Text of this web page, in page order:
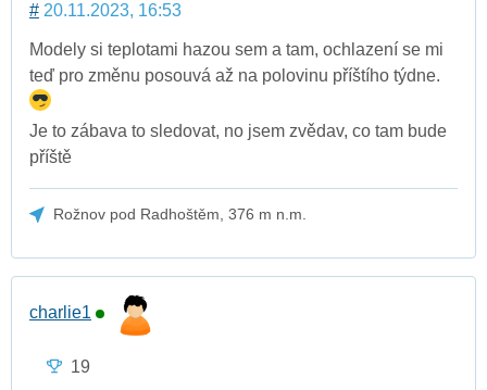
# 20.11.2023, 16:53
Modely si teplotami hazou sem a tam, ochlazení se mi
teď pro změnu posouvá až na polovinu příštího týdne.
Je to zábava to sledovat, no jsem zvědav, co tam bude
příště
Rožnov pod Radhoštěm, 376 m n.m.
charlie1
19